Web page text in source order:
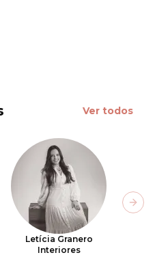
Ver todos
Letícia Granero
Interiores